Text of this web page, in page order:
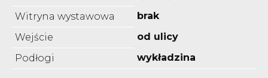
Witryna wystawowa
brak
Wejście
od ulicy
Podłogi
wykładzina